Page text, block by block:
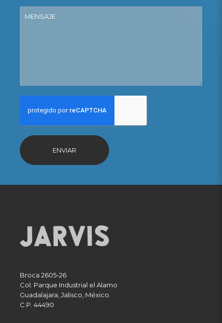
ENVIAR
Broca 2605-26
Col. Parque Industrial el Alamo
Guadalajara Jalisco México
C.P. 44490